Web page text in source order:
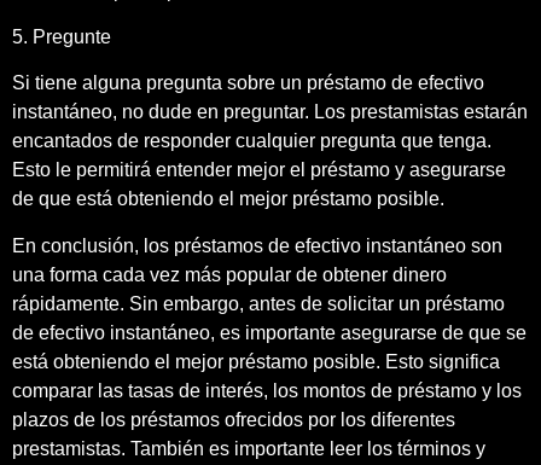
5. Pregunte
Si tiene alguna pregunta sobre un préstamo de efectivo
instantáneo, no dude en preguntar. Los prestamistas estarán
encantados de responder cualquier pregunta que tenga.
Esto le permitirá entender mejor el préstamo y asegurarse
de que está obteniendo el mejor préstamo posible.
En conclusión, los préstamos de efectivo instantáneo son
una forma cada vez más popular de obtener dinero
rápidamente. Sin embargo, antes de solicitar un préstamo
de efectivo instantáneo, es importante asegurarse de que se
está obteniendo el mejor préstamo posible. Esto significa
comparar las tasas de interés, los montos de préstamo y los
plazos de los préstamos ofrecidos por los diferentes
prestamistas. También es importante leer los términos y